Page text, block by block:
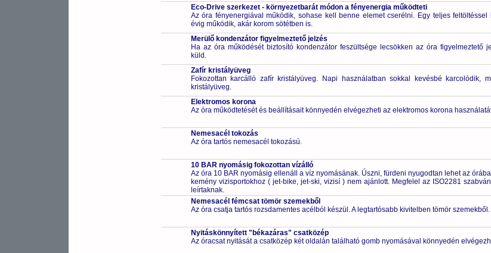
Eco-Drive szerkezet - környezetbarát módon a fényenergia működteti
Az óra fényenergiával működik, sohase kell benne elemet cserélni. Egy teljes feltöltéssel
évig működik, akár korom sötétben is.
Merülő kondenzátor figyelmeztető jelzés
Ha az óra működését biztosító kondenzátor feszültsége lecsökken az óra figyelmeztető
küld.
Zafír kristályüveg
Fokozottan karcálló zafír kristályüveg. Napi használatban sokkal kevésbé karcolódik,
kristályüveg.
Elektromos korona
Az óra működtetését és beállításait könnyedén elvégezheti az elektromos korona
Nemesacél tokozás
Az óra tartós nemesacél tokozású.
10 BAR nyomásig fokozottan vízálló
Az óra 10 BAR nyomásig ellenáll a víz nyomásának. Úszni, fürdeni nyugodtan lehet az
kemény vizisportokhoz ( jet-bike, jet-ski, vizisí ) nem ajánlott. Megfelel az ISO2281
leírtaknak.
Nemesacél fémcsat tömör szemekből
Az óra csatja tartós rozsdamentes acélból készül. A legtartósabb kivitelben tömör szemekből.
Nyitáskönnyített "békazáras" csatközép
Az óracsat nyitását a csatközép két oldalán található gomb nyomásával könnyedén